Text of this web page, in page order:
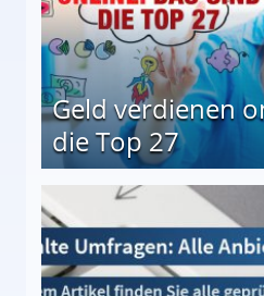
Geld verdienen
die Top 27